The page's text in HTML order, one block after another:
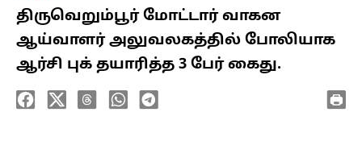
திருவெறும்பூர் மோட்டார் வாகன
ஆய்வாளர் அலுவலகத்தில் போலியாக
ஆர்சி புக் தயாரித்த 3 பேர் கைது.